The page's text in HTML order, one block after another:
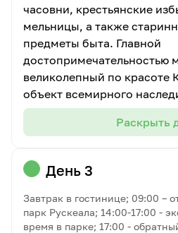
часовни, крестьянские
мельницы, а также
предметы быта. Главной
достопримечательностью
великолепный по красоте
объект всемирного
Раскрыть
День 3
Завтрак в гостинице; 09:00 –
парк Рускеала; 14:00-17:00 -
время в парке; 17:00 -